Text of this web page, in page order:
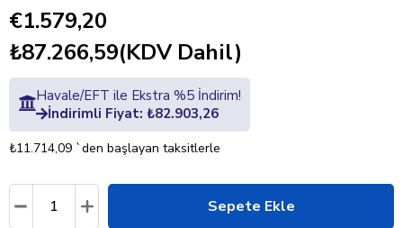
€1.579,20
₺87.266,59(KDV Dahil)
Havale/EFT ile Ekstra %5 İndirim!
İndirimli Fiyat: ₺82.903,26
₺11.714,09 `den başlayan taksitlerle